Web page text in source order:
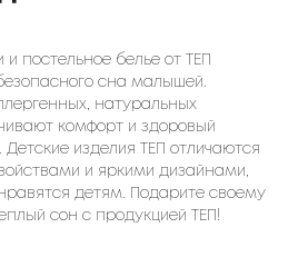
постельное белье от ТЕП
сна малышей.
натуральных
комфорт и здоровый
изделия ТЕП отличаются
и яркими дизайнами,
детям. Подарите своему
сон с продукцией ТЕП!